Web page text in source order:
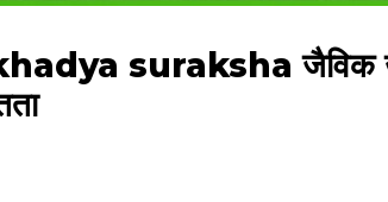
suraksha जैविक